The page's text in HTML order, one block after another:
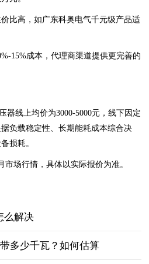
比高，如广东科奥电气千元级产品适
15%成本，代理商渠道提供更完善的
器线上均价为3000-5000元，线下因定
负载稳定性、长期能耗成本综合决
损耗‌。
市场行情，具体以实际报价为准。
么解决
多少千瓦？如何估算